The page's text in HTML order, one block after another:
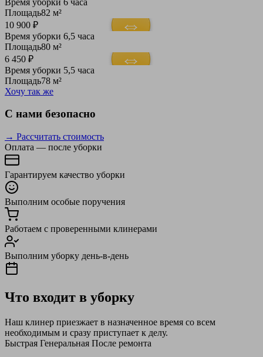
Площадь82 м²
10 900 ₽
Время уборки 6,5 часа
Площадь80 м²
6 450 ₽
Время уборки 5,5 часа
Площадь78 м²
Хочу так же
С нами безопасно
→ Рассчитать стоимость
Оплата — после уборки
Гарантируем качество уборки
Выполним особые поручения
Работаем с проверенными клинерами
Выполним уборку день-в-день
Что входит в уборку
Наш клинер приезжает в назначенное время со всем
необходимым и сразу приступает к делу.
Быстрая Генеральная После ремонта